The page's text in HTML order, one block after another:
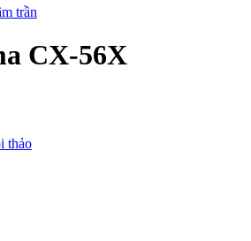
trần
CX-56X
thảo